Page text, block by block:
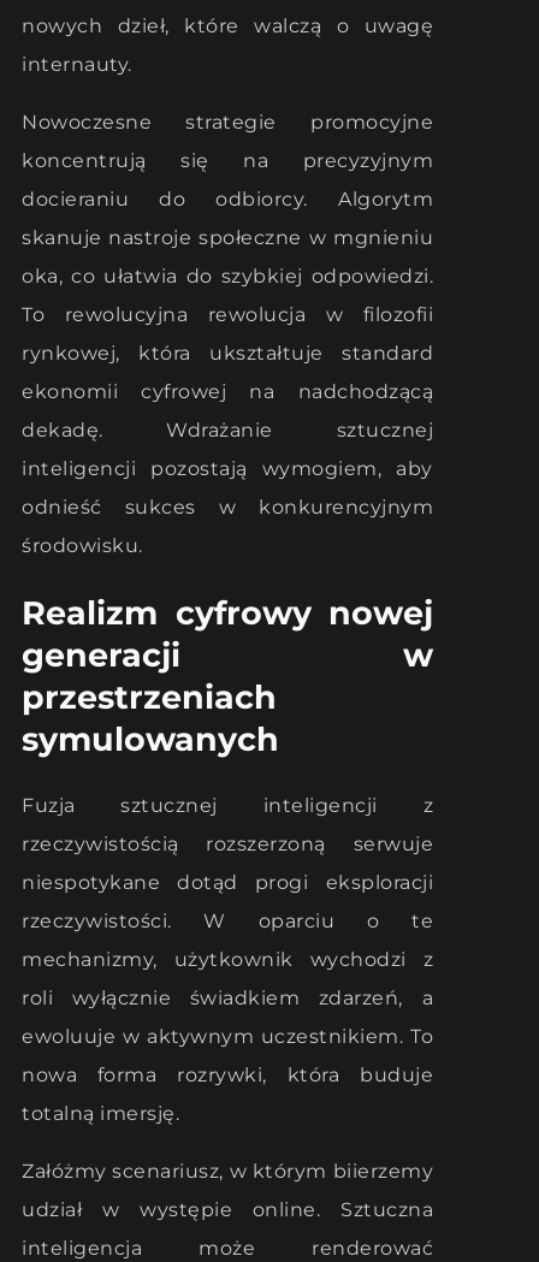
nowych dzieł, które walczą o uwagę
internauty.
Nowoczesne strategie promocyjne
koncentrują się na precyzyjnym
docieraniu do odbiorcy. Algorytm
skanuje nastroje społeczne w mgnieniu
oka, co ułatwia do szybkiej odpowiedzi.
To rewolucyjna rewolucja w filozofii
rynkowej, która ukształtuje standard
ekonomii cyfrowej na nadchodzącą
dekadę. Wdrażanie sztucznej
inteligencji pozostają wymogiem, aby
odnieść sukces w konkurencyjnym
środowisku.
Realizm cyfrowy nowej
generacji w
przestrzeniach
symulowanych
Fuzja sztucznej inteligencji z
rzeczywistością rozszerzoną serwuje
niespotykane dotąd progi eksploracji
rzeczywistości. W oparciu o te
mechanizmy, użytkownik wychodzi z
roli wyłącznie świadkiem zdarzeń, a
ewoluuje w aktywnym uczestnikiem. To
nowa forma rozrywki, która buduje
totalną imersję.
Załóżmy scenariusz, w którym biierzemy
udział w występie online. Sztuczna
inteligencja może renderować